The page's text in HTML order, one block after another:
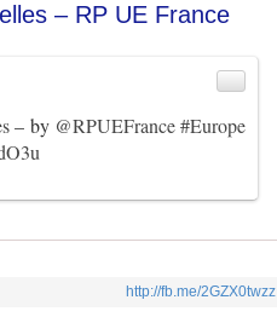
– RP UE France
– by @RPUEFrance #Europe
http://fb.me/2GZX0twzz